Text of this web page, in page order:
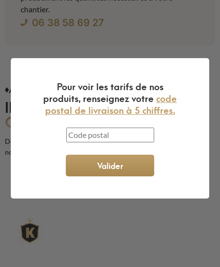
chantier.
06 38 58 69 27
AVIS CLIENTS
ILS NOUS FONT
CONFIANCE
Découvrez les avis de nos clients sur la qualité de nos produits et de
notre service
Pour voir les tarifs de nos
produits, renseignez votre code
postal de livraison à 5 chiffres.
Valider